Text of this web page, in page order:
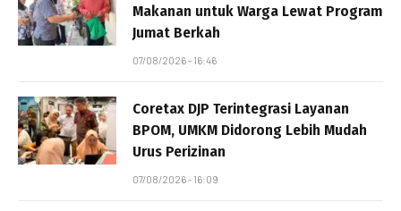
Makanan untuk Warga Lewat Program
Jumat Berkah
07/08/2026 - 16:46
Coretax DJP Terintegrasi Layanan
BPOM, UMKM Didorong Lebih Mudah
Urus Perizinan
07/08/2026 - 16:09